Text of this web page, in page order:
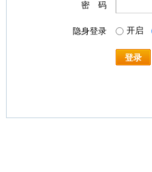
密 码
隐身登录 开启
登录